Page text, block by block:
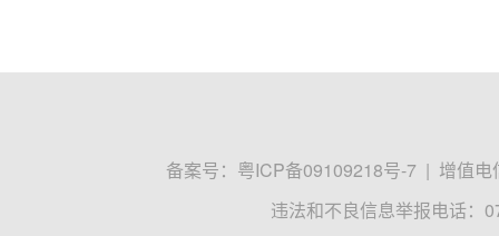
备案号： 粤ICP备09109218号-7 | 增值电
违法和不良信息举报电话：